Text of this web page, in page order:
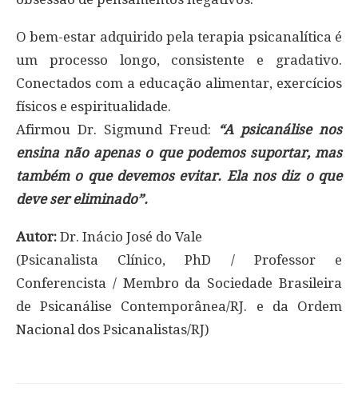
O bem-estar adquirido pela terapia psicanalítica é
um processo longo, consistente e gradativo.
Conectados com a educação alimentar, exercícios
físicos e espiritualidade.
Afirmou Dr. Sigmund Freud:
“A psicanálise nos
ensina não apenas o que podemos suportar, mas
também o que devemos evitar. Ela nos diz o que
deve ser eliminado”.
Autor: Dr. Inácio José do Vale
(Psicanalista Clínico, PhD / Professor e
Conferencista / Membro da Sociedade Brasileira
de Psicanálise Contemporânea/RJ. e da Ordem
Nacional dos Psicanalistas/RJ)